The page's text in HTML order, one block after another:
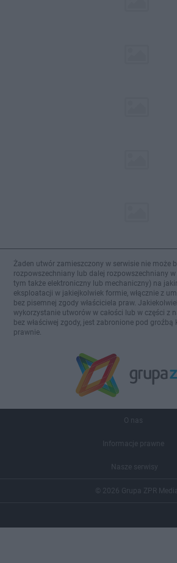
Żaden utwór zamieszczony w serwisie nie może
rozpowszechniany lub dalej rozpowszechniany
tym także elektroniczny lub mechaniczny) na
eksploatacji w jakiejkolwiek formie, włącznie z
bez pisemnej zgody właściciela praw.
wykorzystanie utworów w całości lub w części z
bez właściwej zgody, jest zabronione pod
prawnie.
O nas
Informacje prawne
Nasze serwisy
© 2026 Grupa ZPR Media